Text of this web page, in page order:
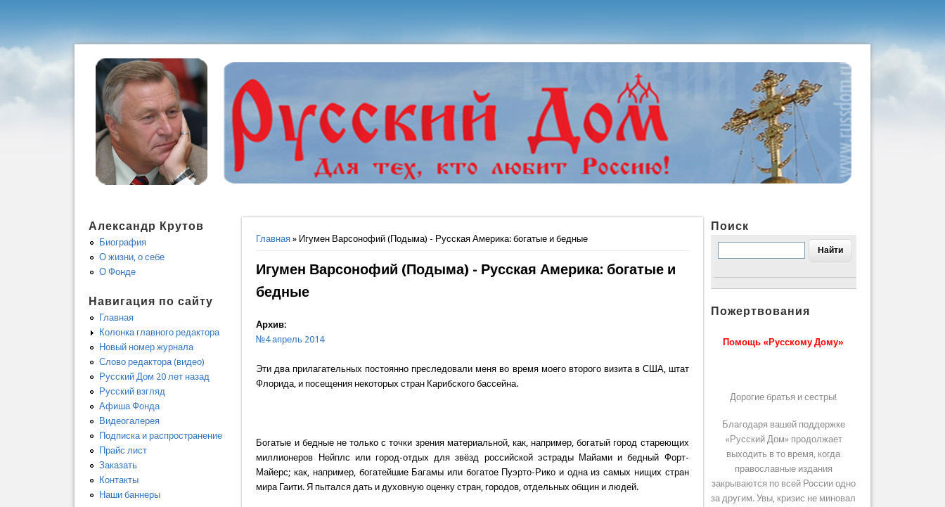
Вы здесь
Главная » Игумен Варсонофий (Подыма) - Русская Америка: богатые и бедные
Игумен Варсонофий (Подыма) - Русская Америка: богатые и
бедные
Архив:
№4 апрель 2014
Эти два прилагательных постоянно преследовали меня во время моего второго визита в США, штат
Флорида, и посещения некоторых стран Карибского бассейна.
Богатые и бедные не только с точки зрения материальной, как, например, богатый город стареющих
миллионеров Нейплс или город-отдых для звёзд российской эстрады Майами и бедный Форт-
Майерс; как, например, богатейшие Багамы или богатое Пуэрто-Рико и одна из самых нищих стран
мира Гаити. Я пытался дать и духовную оценку стран, городов, отдельных общин и людей.
Александр Крутов
Биография
О жизни, о себе
О Фонде
Навигация по сайту
Главная
Колонка главного редактора
Новый номер журнала
Слово редактора (видео)
Русский Дом 20 лет назад
Русский взгляд
Афиша Фонда
Видеогалерея
Подписка и распространение
Прайс лист
Заказать
Контакты
Наши баннеры
Поиск
Пожертвования
Помощь «Русскому Дому»
Дорогие братья и сестры!
Благодаря вашей поддержке
«Русский Дом» продолжает
выходить в то время, когда
православные издания
закрываются по всей России одно
за другим. Увы, кризис не миновал